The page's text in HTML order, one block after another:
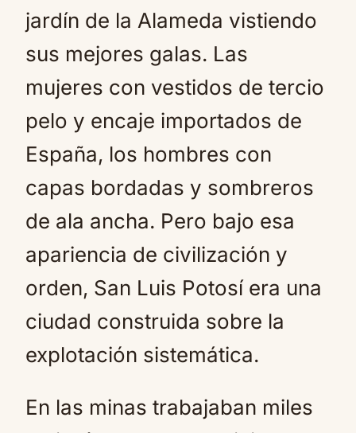
jardín de la Alameda vistiendo
sus mejores galas. Las
mujeres con vestidos de tercio
pelo y encaje importados de
España, los hombres con
capas bordadas y sombreros
de ala ancha. Pero bajo esa
apariencia de civilización y
orden, San Luis Potosí era una
ciudad construida sobre la
explotación sistemática.
En las minas trabajaban miles